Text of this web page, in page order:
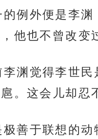
的例外便是李
他也不曾改变
李渊觉得李世
。这会儿却忍
极善于联想的